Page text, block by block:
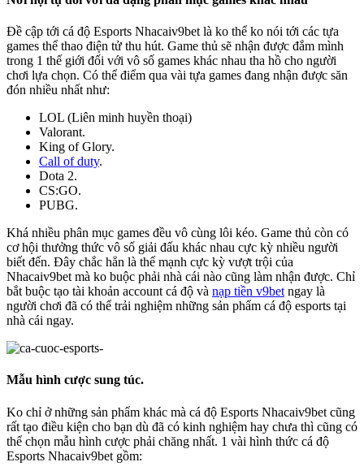
Đề cập tới cá độ Esports Nhacaiv9bet là ko thể ko nói tới các tựa
games thể thao điện tử thu hút. Game thủ sẽ nhận được đắm mình
trong 1 thế giới đối với vô số games khác nhau tha hồ cho người
chơi lựa chọn. Có thể điểm qua vài tựa games đang nhận được săn
đón nhiều nhất như:
LOL (Liên minh huyền thoại)
Valorant.
King of Glory.
Call of duty.
Dota 2.
CS:GO.
PUBG.
Khá nhiều phân mục games đều vô cùng lôi kéo. Game thủ còn có
cơ hội thưởng thức vô số giải đấu khác nhau cực kỳ nhiều người
biết đến. Đây chắc hẳn là thế mạnh cực kỳ vượt trội của
Nhacaiv9bet mà ko buộc phải nhà cái nào cũng làm nhận được. Chỉ
bắt buộc tạo tài khoản account cá độ và nạp tiền v9bet ngay là
người chơi đã có thể trải nghiệm những sản phẩm cá độ esports tại
nhà cái ngay.
Mẫu hình cược sung túc.
Ko chỉ ở những sản phẩm khác mà cá độ Esports Nhacaiv9bet cũng
rất tạo điều kiện cho bạn dù đã có kinh nghiệm hay chưa thì cũng có
thể chọn mẫu hình cược phải chăng nhất. 1 vài hình thức cá độ
Esports Nhacaiv9bet gồm: